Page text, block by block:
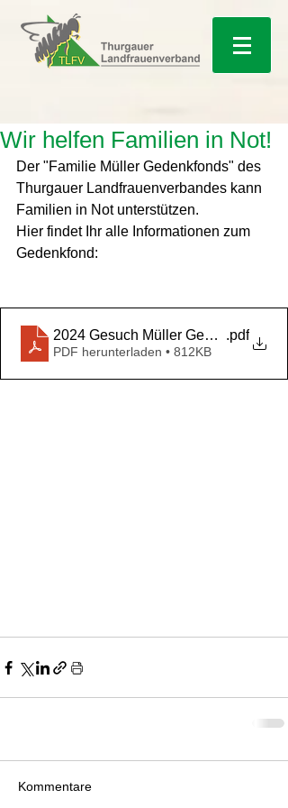
Wir helfen Familien in Not!
Der "Familie Müller Gedenkfonds" des
Thurgauer Landfrauenverbandes kann
Familien in Not unterstützen.
Hier findet Ihr alle Informationen zum
Gedenkfond:
2024 Gesuch Müller Gedenkfonds
.pdf
PDF herunterladen • 812KB
Kommentare